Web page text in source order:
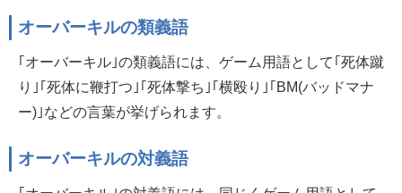
オーバーキルの類義語
｢オーバーキル｣の類義語には、ゲーム用語として｢死体蹴
り｣｢死体に鞭打つ｣｢死体撃ち｣｢横殴り｣｢BM(バッドマナ
ー)｣などの言葉が挙げられます。
オーバーキルの対義語